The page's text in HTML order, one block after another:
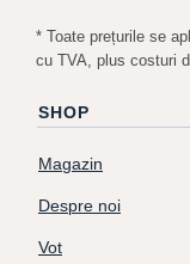
* Toate prețurile se
cu TVA, plus costuri
SHOP
Magazin
Despre noi
Vot